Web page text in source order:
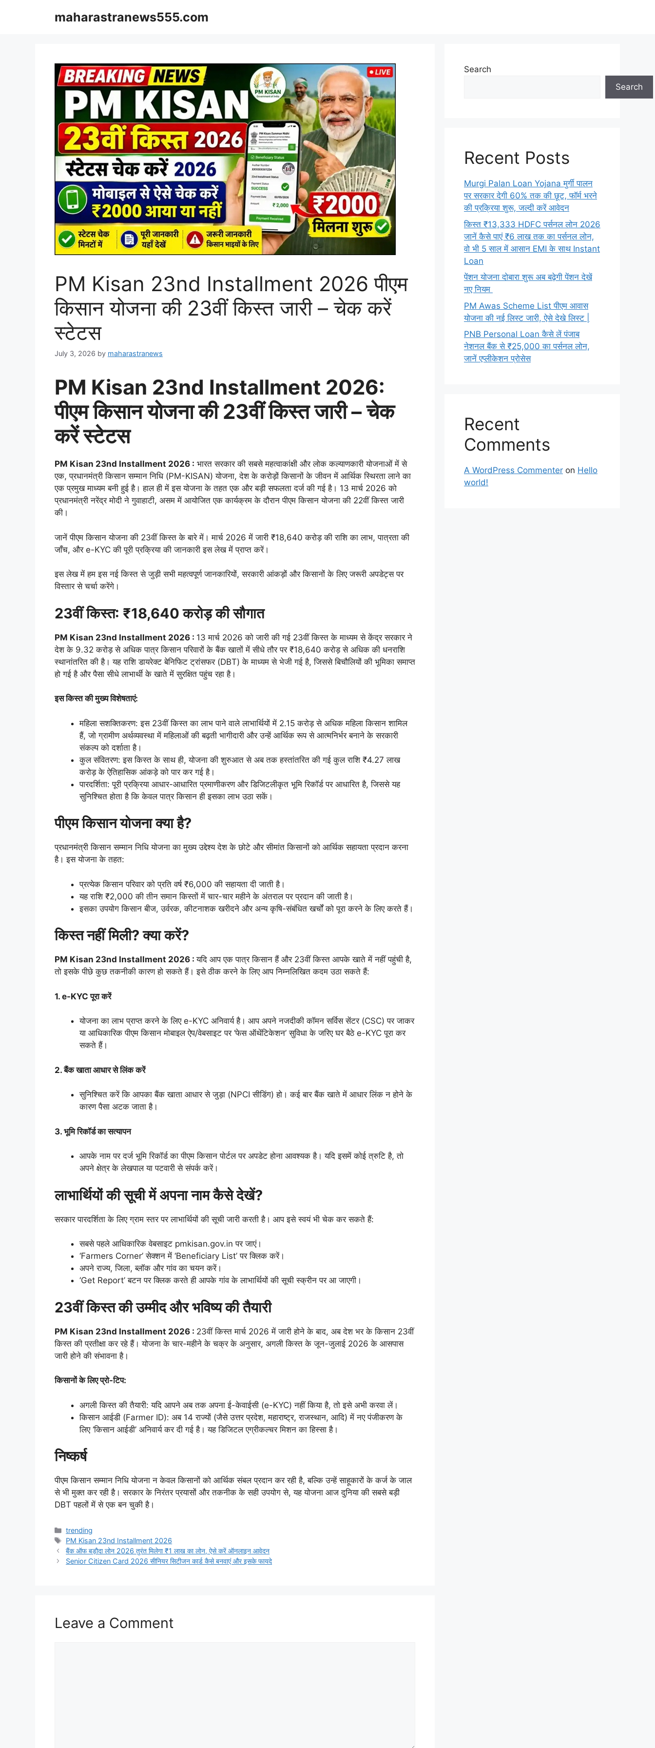
maharastranews555.com
PM Kisan 23nd Installment 2026 पीएम
किसान योजना की 23वीं किस्त जारी – चेक करें
स्टेटस
July 3, 2026 by maharastranews
PM Kisan 23nd Installment 2026:
पीएम किसान योजना की 23वीं किस्त जारी – चेक
करें स्टेटस
PM Kisan 23nd Installment 2026 : भारत सरकार की सबसे महत्वाकांक्षी और लोक कल्याणकारी योजनाओं में से
एक, प्रधानमंत्री किसान सम्मान निधि (PM-KISAN) योजना, देश के करोड़ों किसानों के जीवन में आर्थिक स्थिरता लाने का
एक प्रमुख माध्यम बनी हुई है। हाल ही में इस योजना के तहत एक और बड़ी सफलता दर्ज की गई है। 13 मार्च 2026 को
प्रधानमंत्री नरेंद्र मोदी ने गुवाहाटी, असम में आयोजित एक कार्यक्रम के दौरान पीएम किसान योजना की 22वीं किस्त जारी
की।
जानें पीएम किसान योजना की 23वीं किस्त के बारे में। मार्च 2026 में जारी ₹18,640 करोड़ की राशि का लाभ, पात्रता की
जाँच, और e-KYC की पूरी प्रक्रिया की जानकारी इस लेख में प्राप्त करें।
इस लेख में हम इस नई किस्त से जुड़ी सभी महत्वपूर्ण जानकारियों, सरकारी आंकड़ों और किसानों के लिए जरूरी अपडेट्स पर
विस्तार से चर्चा करेंगे।
23वीं किस्त: ₹18,640 करोड़ की सौगात
PM Kisan 23nd Installment 2026 : 13 मार्च 2026 को जारी की गई 23वीं किस्त के माध्यम से केंद्र सरकार ने
देश के 9.32 करोड़ से अधिक पात्र किसान परिवारों के बैंक खातों में सीधे तौर पर ₹18,640 करोड़ से अधिक की धनराशि
स्थानांतरित की है। यह राशि डायरेक्ट बेनिफिट ट्रांसफर (DBT) के माध्यम से भेजी गई है, जिससे बिचौलियों की भूमिका समाप्त
हो गई है और पैसा सीधे लाभार्थी के खाते में सुरक्षित पहुंच रहा है।
इस किस्त की मुख्य विशेषताएं:
महिला सशक्तिकरण: इस 23वीं किस्त का लाभ पाने वाले लाभार्थियों में 2.15 करोड़ से अधिक महिला किसान शामिल
हैं, जो ग्रामीण अर्थव्यवस्था में महिलाओं की बढ़ती भागीदारी और उन्हें आर्थिक रूप से आत्मनिर्भर बनाने के सरकारी
संकल्प को दर्शाता है।
कुल संवितरण: इस किस्त के साथ ही, योजना की शुरुआत से अब तक हस्तांतरित की गई कुल राशि ₹4.27 लाख
करोड़ के ऐतिहासिक आंकड़े को पार कर गई है।
पारदर्शिता: पूरी प्रक्रिया आधार-आधारित प्रमाणीकरण और डिजिटलीकृत भूमि रिकॉर्ड पर आधारित है, जिससे यह
सुनिश्चित होता है कि केवल पात्र किसान ही इसका लाभ उठा सकें।
पीएम किसान योजना क्या है?
प्रधानमंत्री किसान सम्मान निधि योजना का मुख्य उद्देश्य देश के छोटे और सीमांत किसानों को आर्थिक सहायता प्रदान करना
है। इस योजना के तहत:
प्रत्येक किसान परिवार को प्रति वर्ष ₹6,000 की सहायता दी जाती है।
यह राशि ₹2,000 की तीन समान किस्तों में चार-चार महीने के अंतराल पर प्रदान की जाती है।
इसका उपयोग किसान बीज, उर्वरक, कीटनाशक खरीदने और अन्य कृषि-संबंधित खर्चों को पूरा करने के लिए करते हैं।
किस्त नहीं मिली? क्या करें?
PM Kisan 23nd Installment 2026 :यदि आप एक पात्र किसान हैं और 23वीं किस्त आपके खाते में नहीं पहुंची है,
तो इसके पीछे कुछ तकनीकी कारण हो सकते हैं। इसे ठीक करने के लिए आप निम्नलिखित कदम उठा सकते हैं:
1. e-KYC पूरा करें
योजना का लाभ प्राप्त करने के लिए e-KYC अनिवार्य है। आप अपने नजदीकी कॉमन सर्विस सेंटर (CSC) पर जाकर
या आधिकारिक पीएम किसान मोबाइल ऐप/वेबसाइट पर ‘फेस ऑथेंटिकेशन’ सुविधा के जरिए घर बैठे e-KYC पूरा कर
सकते हैं।
2. बैंक खाता आधार से लिंक करें
सुनिश्चित करें कि आपका बैंक खाता आधार से जुड़ा (NPCI सीडिंग) हो। कई बार बैंक खाते में आधार लिंक न होने के
कारण पैसा अटक जाता है।
3. भूमि रिकॉर्ड का सत्यापन
आपके नाम पर दर्ज भूमि रिकॉर्ड का पीएम किसान पोर्टल पर अपडेट होना आवश्यक है। यदि इसमें कोई त्रुटि है, तो
अपने क्षेत्र के लेखपाल या पटवारी से संपर्क करें।
लाभार्थियों की सूची में अपना नाम कैसे देखें?
सरकार पारदर्शिता के लिए ग्राम स्तर पर लाभार्थियों की सूची जारी करती है। आप इसे स्वयं भी चेक कर सकते हैं:
सबसे पहले आधिकारिक वेबसाइट pmkisan.gov.in पर जाएं।
‘Farmers Corner’ सेक्शन में ‘Beneficiary List’ पर क्लिक करें।
अपने राज्य, जिला, ब्लॉक और गांव का चयन करें।
‘Get Report’ बटन पर क्लिक करते ही आपके गांव के लाभार्थियों की सूची स्क्रीन पर आ जाएगी।
23वीं किस्त की उम्मीद और भविष्य की तैयारी
PM Kisan 23nd Installment 2026 : 23वीं किस्त मार्च 2026 में जारी होने के बाद, अब देश भर के किसान 23वीं
किस्त की प्रतीक्षा कर रहे हैं। योजना के चार-महीने के चक्र के अनुसार, अगली किस्त के जून-जुलाई 2026 के आसपास
जारी होने की संभावना है।
किसानों के लिए प्रो-टिप:
अगली किस्त की तैयारी: यदि आपने अब तक अपना ई-केवाईसी (e-KYC) नहीं किया है, तो इसे अभी करवा लें।
किसान आईडी (Farmer ID): अब 14 राज्यों (जैसे उत्तर प्रदेश, महाराष्ट्र, राजस्थान, आदि) में नए पंजीकरण के
लिए ‘किसान आईडी’ अनिवार्य कर दी गई है। यह डिजिटल एग्रीकल्चर मिशन का हिस्सा है।
निष्कर्ष
पीएम किसान सम्मान निधि योजना न केवल किसानों को आर्थिक संबल प्रदान कर रही है, बल्कि उन्हें साहूकारों के कर्ज के जाल
से भी मुक्त कर रही है। सरकार के निरंतर प्रयासों और तकनीक के सही उपयोग से, यह योजना आज दुनिया की सबसे बड़ी
DBT पहलों में से एक बन चुकी है।
Categories
trending
Tags
PM Kisan 23nd Installment 2026
बैंक ऑफ बड़ौदा लोन 2026 तुरंत मिलेगा ₹1 लाख का लोन, ऐसे करें ऑनलाइन आवेदन
Senior Citizen Card 2026 सीनियर सिटीजन कार्ड कैसे बनवाएं और इसके फायदे
Leave a Comment
Search
Search
Recent Posts
Murgi Palan Loan Yojana मुर्गी पालन
पर सरकार देगी 60% तक की छूट, फॉर्म भरने
की प्रक्रिया शुरू, जल्दी करें आवेदन
किस्त ₹13,333 HDFC पर्सनल लोन 2026
जानें कैसे पाएं ₹6 लाख तक का पर्सनल लोन,
वो भी 5 साल में आसान EMI के साथ Instant
Loan
पेंशन योजना दोबारा शुरू अब बढ़ेगी पेंशन देखें
नए नियम
PM Awas Scheme List पीएम आवास
योजना की नई लिस्ट जारी, ऐसे देखे लिस्ट |
PNB Personal Loan कैसे लें पंजाब
नेशनल बैंक से ₹25,000 का पर्सनल लोन,
जानें एप्लीकेशन प्रोसेस
Recent
Comments
A WordPress Commenter on Hello
world!